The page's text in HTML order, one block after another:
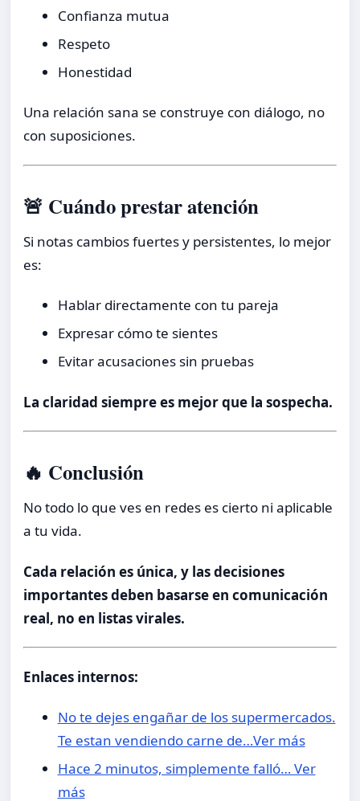
Confianza mutua
Respeto
Honestidad
Una relación sana se construye con diálogo, no
con suposiciones.
🚨 Cuándo prestar atención
Si notas cambios fuertes y persistentes, lo mejor
es:
Hablar directamente con tu pareja
Expresar cómo te sientes
Evitar acusaciones sin pruebas
La claridad siempre es mejor que la sospecha.
🔥 Conclusión
No todo lo que ves en redes es cierto ni aplicable
a tu vida.
Cada relación es única, y las decisiones
importantes deben basarse en comunicación
real, no en listas virales.
Enlaces internos:
No te dejes engañar de los supermercados.
Te estan vendiendo carne de…Ver más
Hace 2 minutos, simplemente falló… Ver
más